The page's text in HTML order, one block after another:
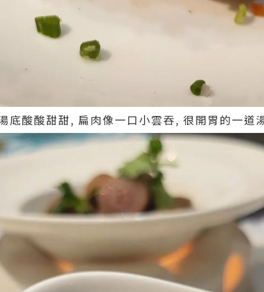
底酸酸甜甜, 扁肉像一口小雲吞, 很開胃的一道